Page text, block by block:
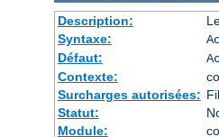
Description:
Syntaxe:
Défaut:
Contexte:
Surcharges autorisées:
Statut:
Module: